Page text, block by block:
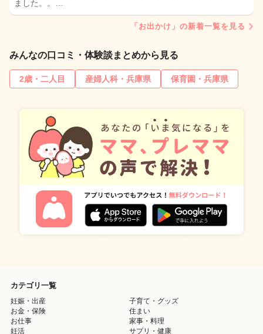
ました。。…
「お出かけ」の新着一覧を見る
みんなの口コミ・体験談まとめから見る
2歳・二人目 産婦人科・兵庫県 保育園・兵庫県
カテゴリ一覧
妊娠・出産
子育て・グッズ
お金・保険
住まい
お仕事
家事・料理
妊活
サプリ・健康